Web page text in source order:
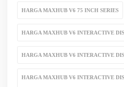
HARGA MAXHUB V6 75 INCH SERIES
HARGA MAXHUB V6 INTERACTIVE
HARGA MAXHUB V6 INTERACTIVE
HARGA MAXHUB V6 INTERACTIVE